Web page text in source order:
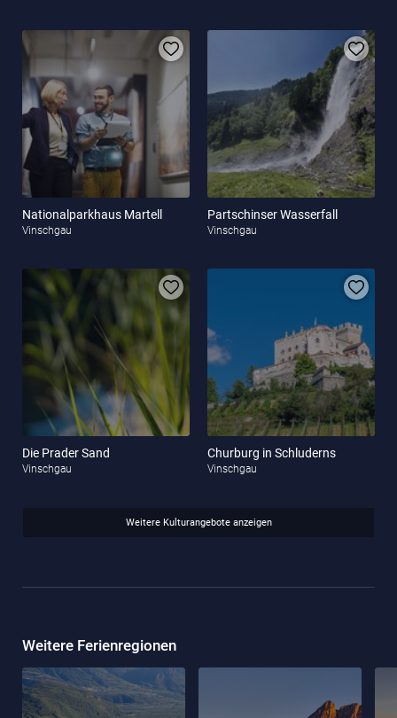
Nationalparkhaus Martell
Vinschgau
Partschinser Wasserfall
Vinschgau
Die Prader Sand
Vinschgau
Churburg in Schluderns
Vinschgau
Weitere Kulturangebote anzeigen
Weitere Ferienregionen